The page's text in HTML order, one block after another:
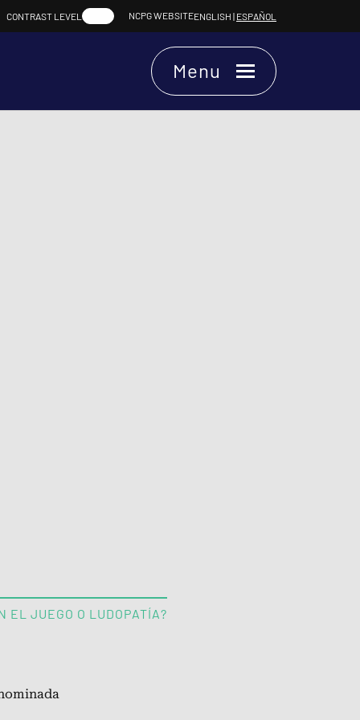
CONTRAST LEVEL NCPG WEBSITEENGLISH|ESPAÑOL
Menu
EL JUEGO O LUDOPATÍA?